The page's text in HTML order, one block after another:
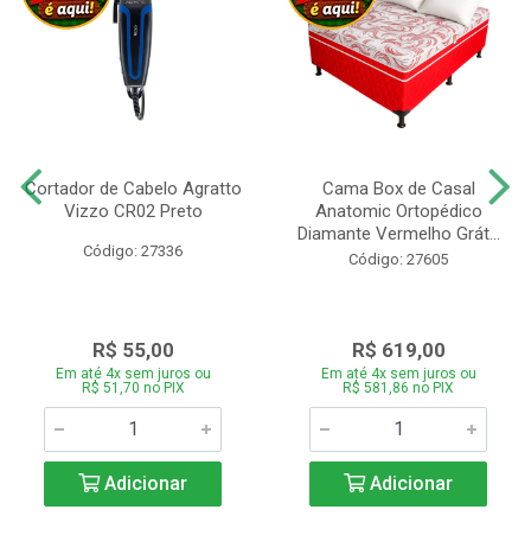
Cortador de Cabelo Agratto
Vizzo CR02 Preto
Código: 27336
R$ 55,00
Em até 4x sem juros ou
R$ 51,70 no PIX
Adicionar
Cama Box de Casal
Anatomic Ortopédico
Diamante Vermelho Grát...
Código: 27605
R$ 619,00
Em até 4x sem juros ou
R$ 581,86 no PIX
Adicionar